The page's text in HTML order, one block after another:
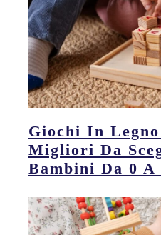
Giochi In
Migliori Da
Bambini Da 0 A